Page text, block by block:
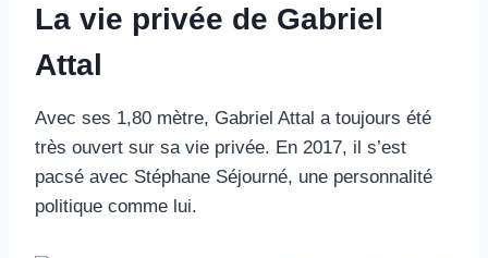
La vie privée de Gabriel
Attal
Avec ses 1,80 mètre, Gabriel Attal a toujours été
très ouvert sur sa vie privée. En 2017, il s’est
pacsé avec Stéphane Séjourné, une personnalité
politique comme lui.